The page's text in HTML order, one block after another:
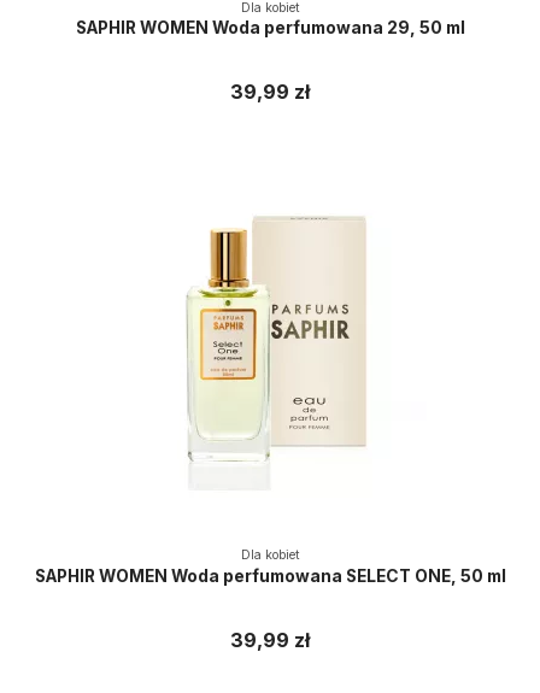
Dla kobiet
SAPHIR WOMEN Woda perfumowana 29, 50 ml
39,99 zł
Dla kobiet
SAPHIR WOMEN Woda perfumowana SELECT ONE, 50 ml
39,99 zł